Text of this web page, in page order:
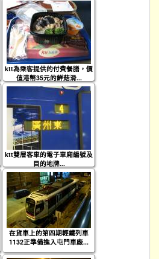
ktt為乘客提供的付費餐膳，價
值港幣35元的鮮菇滑...
ktt雙層客車的電子車廂編號及
目的地牌...
在貨車上的第四期輕鐵列車
1132正準備進入屯門車廠...